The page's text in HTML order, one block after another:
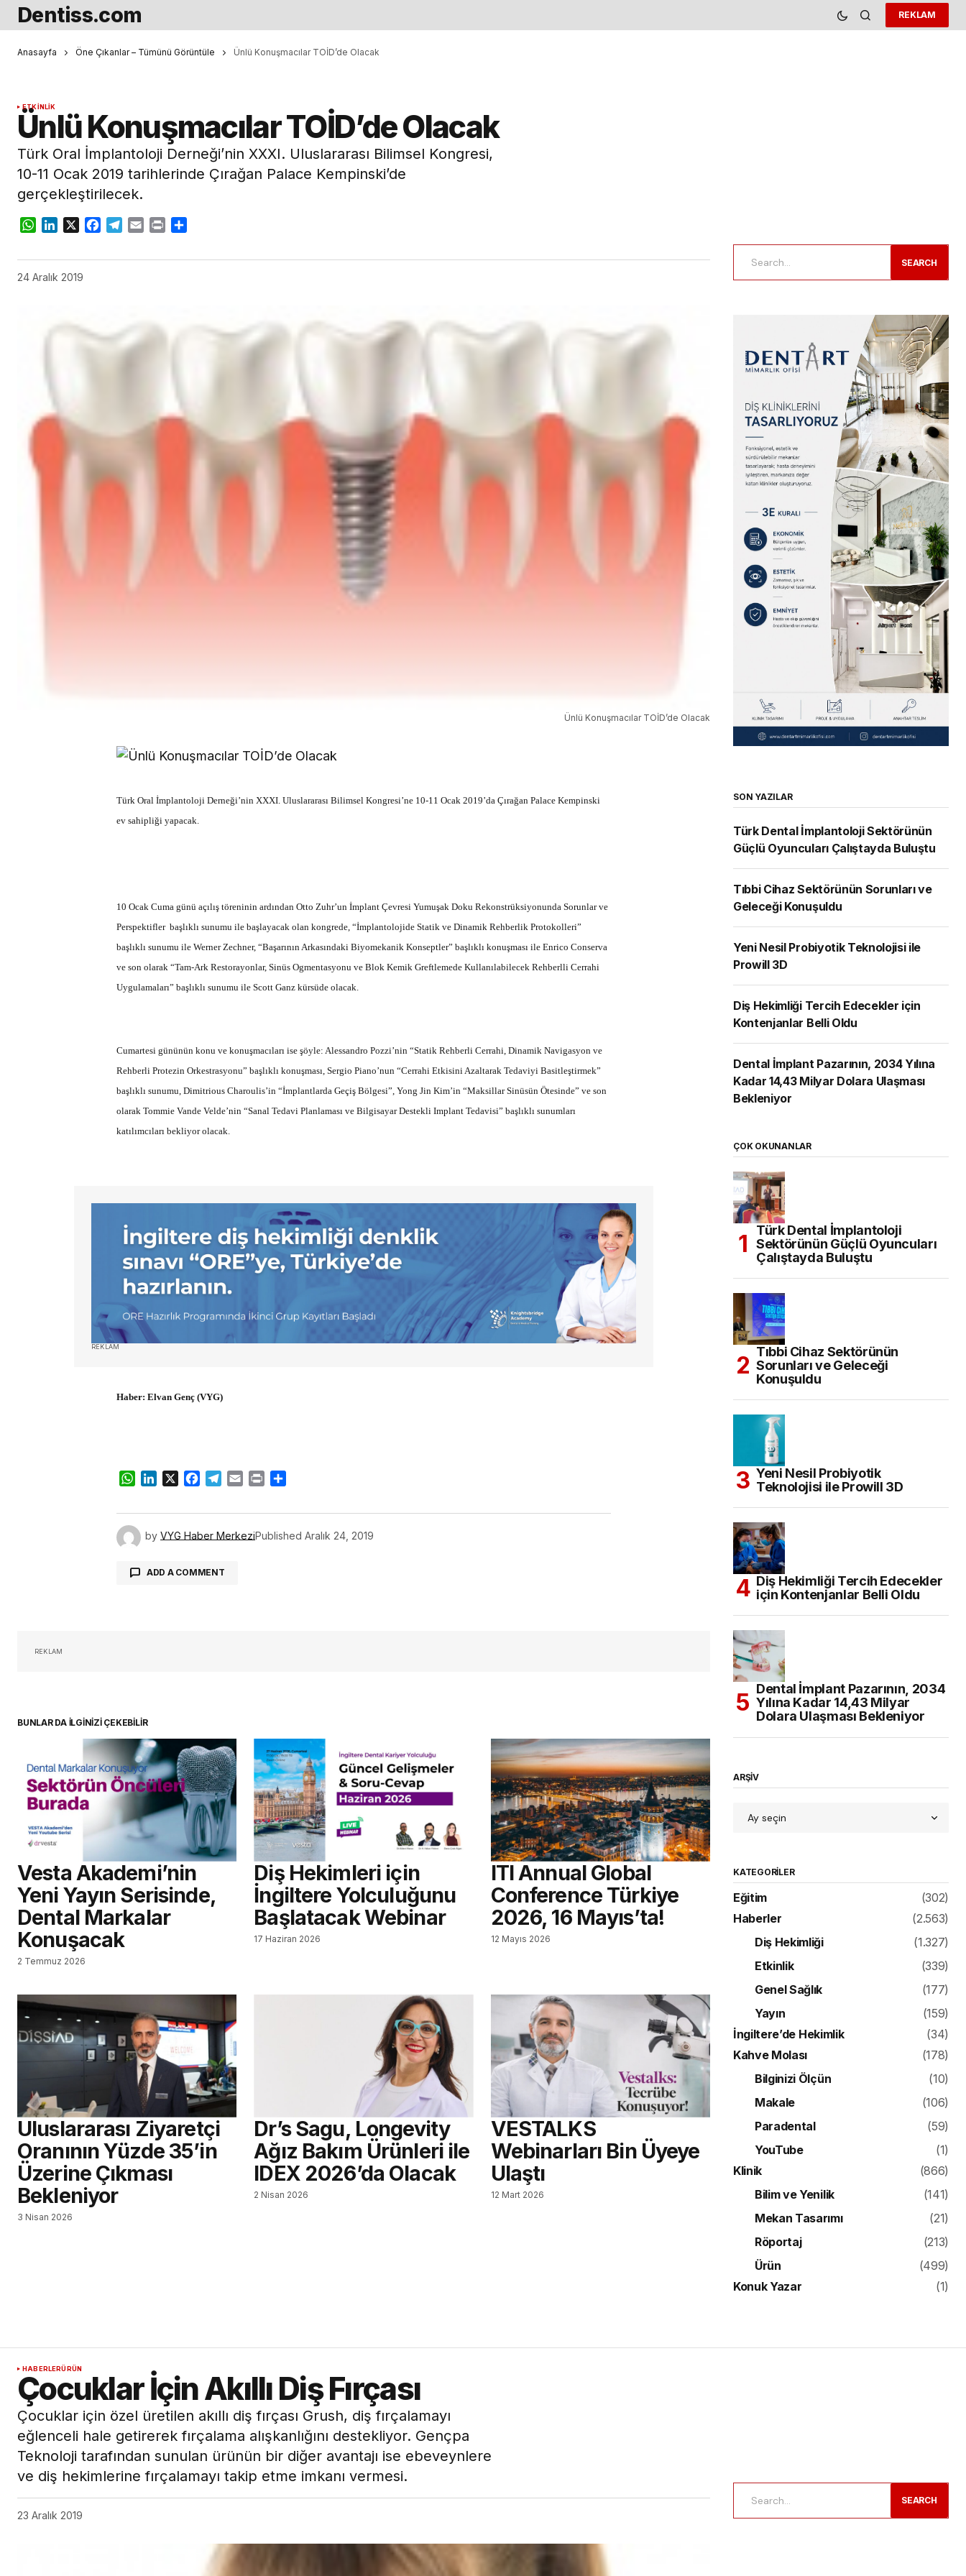
Dentiss.com REKLAM
Anasayfa Öne Çıkanlar – Tümünü Görüntüle Ünlü Konuşmacılar TOİD’de Olacak
ETKINLIK
Ünlü Konuşmacılar TOİD’de Olacak
Türk Oral İmplantoloji Derneği’nin XXXI. Uluslararası Bilimsel Kongresi,
10-11 Ocak 2019 tarihlerinde Çırağan Palace Kempinski’de
gerçekleştirilecek.
WhatsApp
LinkedIn
X Facebook
Telegram
Email Print
24 Aralık 2019
Ünlü Konuşmacılar TOİD’de Olacak
Türk Oral İmplantoloji Derneği’nin XXXI. Uluslararası Bilimsel Kongresi’ne 10-11 Ocak 2019’da Çırağan Palace Kempinski
ev sahipliği yapacak.
10 Ocak Cuma günü açılış töreninin ardından Otto Zuhr’un İmplant Çevresi Yumuşak Doku Rekonstrüksiyonunda Sorunlar ve
Perspektifler başlıklı sunumu ile başlayacak olan kongrede, “İmplantolojide Statik ve Dinamik Rehberlik Protokolleri”
başlıklı sunumu ile Werner Zechner, “Başarının Arkasındaki Biyomekanik Konseptler” başlıklı konuşması ile Enrico Conserva
ve son olarak “Tam-Ark Restorayonlar, Sinüs Ogmentasyonu ve Blok Kemik Greftlemede Kullanılabilecek Rehberlli Cerrahi
Uygulamaları” başlıklı sunumu ile Scott Ganz kürsüde olacak.
Cumartesi gününün konu ve konuşmacıları ise şöyle: Alessandro Pozzi’nin “Statik Rehberli Cerrahi, Dinamik Navigasyon ve
Rehberli Protezin Orkestrasyonu” başlıklı konuşması, Sergio Piano’nun “Cerrahi Etkisini Azaltarak Tedaviyi Basitleştirmek”
başlıklı sunumu, Dimitrious Charoulis’in “İmplantlarda Geçiş Bölgesi”, Yong Jin Kim’in “Maksillar Sinüsün Ötesinde” ve son
olarak Tommie Vande Velde’nin “Sanal Tedavi Planlaması ve Bilgisayar Destekli Implant Tedavisi” başlıklı sunumları
katılımcıları bekliyor olacak.
REKLAM
Haber: Elvan Genç (VYG)
WhatsApp
LinkedIn
X Facebook
Telegram
Email Print
by VYG Haber MerkeziPublished Aralık 24, 2019
ADD A COMMENT
REKLAM
BUNLAR DA İLGİNİZİ ÇEKEBİLİR
Vesta Akademi’nin
Yeni Yayın Serisinde,
Dental Markalar
Konuşacak
2 Temmuz 2026
Diş Hekimleri için
İngiltere Yolculuğunu
Başlatacak Webinar
17 Haziran 2026
ITI Annual Global
Conference Türkiye
2026, 16 Mayıs’ta!
12 Mayıs 2026
Uluslararası Ziyaretçi
Oranının Yüzde 35’in
Üzerine Çıkması
Bekleniyor
3 Nisan 2026
Dr’s Sagu, Longevity
Ağız Bakım Ürünleri ile
IDEX 2026’da Olacak
2 Nisan 2026
VESTALKS
Webinarları Bin Üyeye
Ulaştı
12 Mart 2026
SEARCH
SON YAZILAR
Türk Dental İmplantoloji Sektörünün
Güçlü Oyuncuları Çalıştayda Buluştu
Tıbbi Cihaz Sektörünün Sorunları ve
Geleceği Konuşuldu
Yeni Nesil Probiyotik Teknolojisi ile
Prowill 3D
Diş Hekimliği Tercih Edecekler için
Kontenjanlar Belli Oldu
Dental İmplant Pazarının, 2034 Yılına
Kadar 14,43 Milyar Dolara Ulaşması
Bekleniyor
ÇOK OKUNANLAR
Türk Dental İmplantoloji
Sektörünün Güçlü Oyuncuları
Çalıştayda Buluştu
Tıbbi Cihaz Sektörünün
Sorunları ve Geleceği
Konuşuldu
Yeni Nesil Probiyotik
Teknolojisi ile Prowill 3D
Diş Hekimliği Tercih Edecekler
için Kontenjanlar Belli Oldu
Dental İmplant Pazarının, 2034
Yılına Kadar 14,43 Milyar
Dolara Ulaşması Bekleniyor
ARŞİV
KATEGORILER
Eğitim
(302)
Haberler
(2.563)
Diş Hekimliği
(1.327)
Etkinlik
(339)
Genel Sağlık
(177)
Yayın
(159)
İngiltere’de Hekimlik
(34)
Kahve Molası
(178)
Bilginizi Ölçün
(10)
Makale
(106)
Paradental
(59)
YouTube
(1)
Klinik
(866)
Bilim ve Yenilik
(141)
Mekan Tasarımı
(21)
Röportaj
(213)
Ürün
(499)
Konuk Yazar
(1)
HABERLERÜRÜN
Çocuklar İçin Akıllı Diş Fırçası
Çocuklar için özel üretilen akıllı diş fırçası Grush, diş fırçalamayı
eğlenceli hale getirerek fırçalama alışkanlığını destekliyor. Gençpa
Teknoloji tarafından sunulan ürünün bir diğer avantajı ise ebeveynlere
ve diş hekimlerine fırçalamayı takip etme imkanı vermesi.
23 Aralık 2019
SEARCH